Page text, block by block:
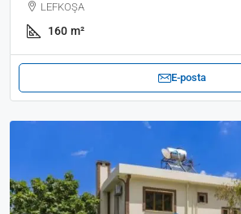
LEFKOŞA
160 m²
E-posta